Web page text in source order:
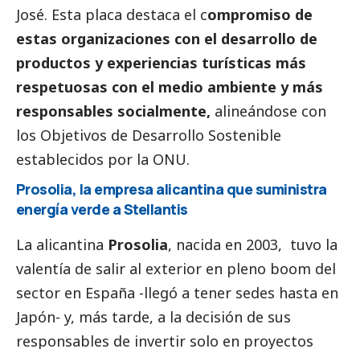
José. Esta placa destaca el compromiso de
estas organizaciones con el desarrollo de
productos y experiencias turísticas más
respetuosas con el medio ambiente y más
responsables socialmente, alineándose con
los Objetivos de Desarrollo Sostenible
establecidos por la ONU.
Prosolia, la empresa alicantina que suministra
energía verde a Stellantis
La alicantina Prosolia, nacida en 2003, tuvo la
valentía de salir al exterior en pleno boom del
sector en España -llegó a tener sedes hasta en
Japón- y, más tarde, a la decisión de sus
responsables de invertir solo en proyectos